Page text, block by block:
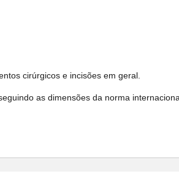
cirúrgicos e incisões em geral.
as dimensões da norma